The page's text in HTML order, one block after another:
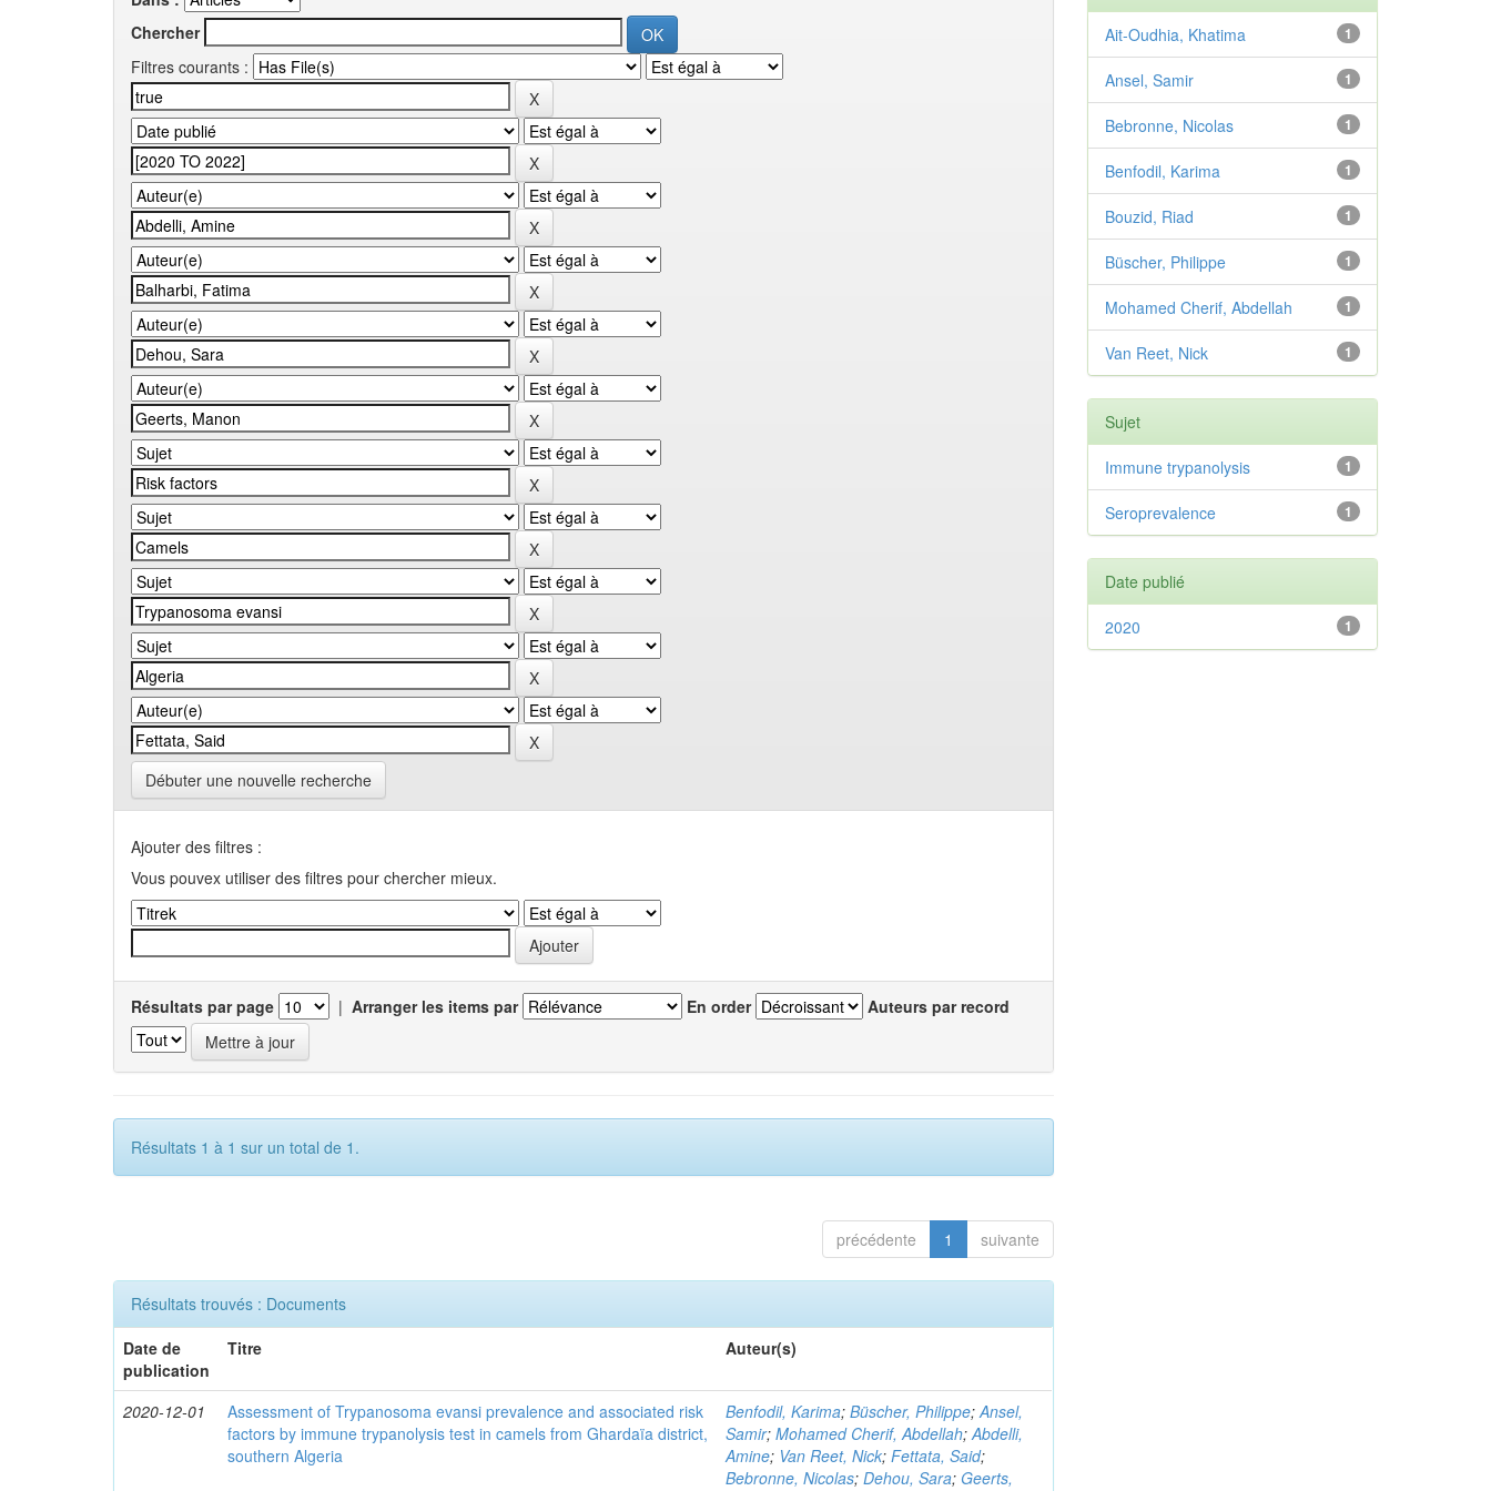
Chercher
Filtres courants :
Débuter une nouvelle recherche
Ajouter des filtres :
Vous pouvex utiliser des filtres pour chercher mieux.
Résultats par page | Arranger les items par En order Auteurs par record
Résultats 1 à 1 sur un total de 1.
précédente 1 suivante
Résultats trouvés : Documents
Date de
publication
Titre Auteur(s)
2020-12-01
Assessment of Trypanosoma evansi prevalence and associated risk
factors by immune trypanolysis test in camels from Ghardaïa district,
southern Algeria
Benfodil, Karima;Büscher, Philippe;Ansel,
Samir;Mohamed Cherif, Abdellah;Abdelli,
Amine; Van Reet, Nick;Fettata, Said;
Bebronne, Nicolas;Dehou, Sara; Geerts,
1
Ait-Oudhia, Khatima
1
Ansel, Samir
1
Bebronne, Nicolas
1
Benfodil, Karima
1
Bouzid, Riad
1
Büscher, Philippe
1
Mohamed Cherif, Abdellah
1
Van Reet, Nick
Sujet
1
Immune trypanolysis
1
Seroprevalence
Date publié
1
2020